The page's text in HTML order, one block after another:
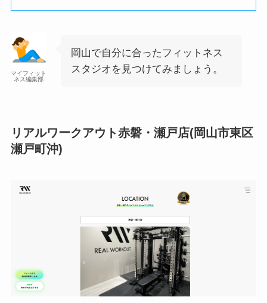
マイフィット
ネス編集部
岡山で自分に合ったフィットネス
スタジオを見つけてみましょう。
リアルワークアウト赤磐・瀬戸店(岡山市東区
瀬戸町沖)